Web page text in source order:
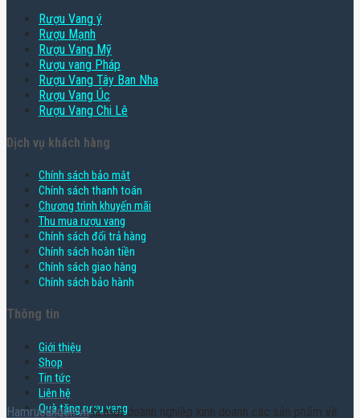
Rượu Vang ý
Rượu Mạnh
Rượu Vang Mỹ
Rượu vang Pháp
Rượu Vang Tây Ban Nha
Rượu Vang Úc
Rượu Vang Chi Lê
Dịch vụ khách hàng
Chính sách bảo mật
Chính sách thanh toán
Chương trình khuyến mãi
Thu mua rượu vang
Chính sách đổi trả hàng
Chính sách hoàn tiền
Chính sách giao hàng
Chính sách bảo hành
Thông tin
Giới thiệu
Shop
Tin tức
Liên hệ
Quà tặng rượu vang
Hamruoungon.vnlà một doanh nghiệp kinh doanh các sản phẩm về